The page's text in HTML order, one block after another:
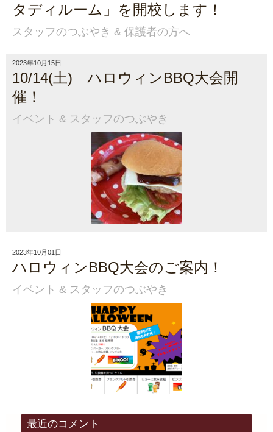
タディルーム」を開校します！
スタッフのつぶやき & 保護者の方へ
2023年10月15日
10/14(土) ハロウィンBBQ大会開
催！
イベント & スタッフのつぶやき
2023年10月01日
ハロウィンBBQ大会のご案内！
イベント & スタッフのつぶやき
最近のコメント